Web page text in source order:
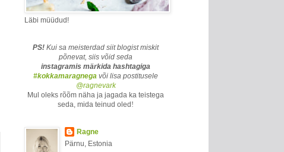
Läbi müüdud!
PS! Kui sa meisterdad siit blogist miskit
põnevat, siis võid seda
instagramis märkida hashtagiga
#kokkamaragnega või lisa postitusele
@ragnevark
Mul oleks rõõm näha ja jagada ka teistega
seda, mida teinud oled !
Ragne
Pärnu, Estonia